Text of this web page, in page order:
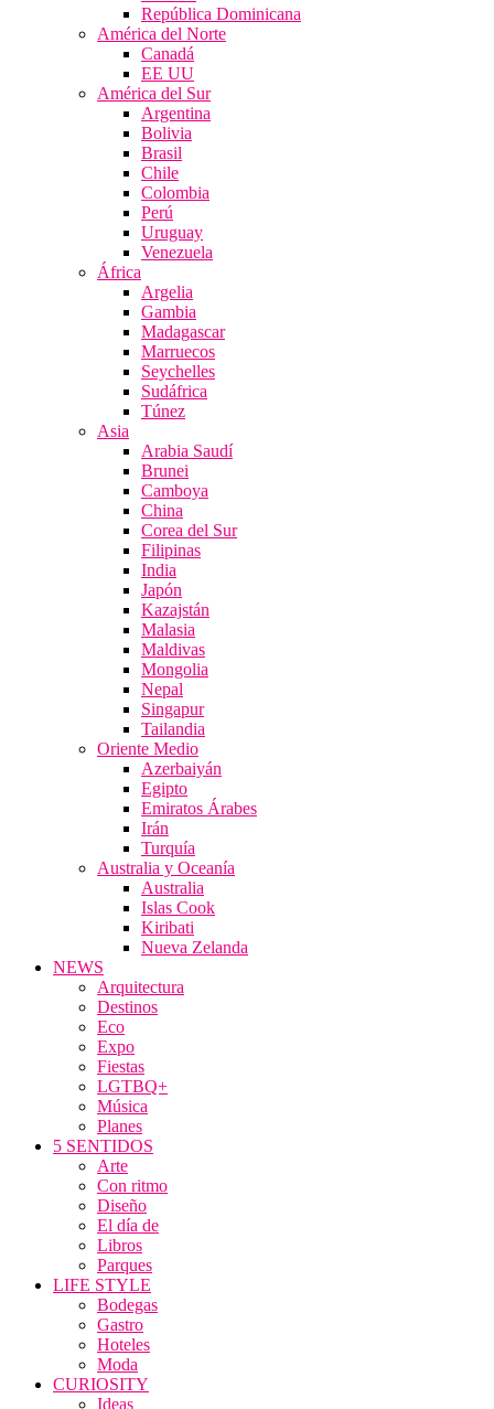
República Dominicana
América del Norte
Canadá
EE UU
América del Sur
Argentina
Bolivia
Brasil
Chile
Colombia
Perú
Uruguay
Venezuela
África
Argelia
Gambia
Madagascar
Marruecos
Seychelles
Sudáfrica
Túnez
Asia
Arabia Saudí
Brunei
Camboya
China
Corea del Sur
Filipinas
India
Japón
Kazajstán
Malasia
Maldivas
Mongolia
Nepal
Singapur
Tailandia
Oriente Medio
Azerbaiyán
Egipto
Emiratos Árabes
Irán
Turquía
Australia y Oceanía
Australia
Islas Cook
Kiribati
Nueva Zelanda
NEWS
Arquitectura
Destinos
Eco
Expo
Fiestas
LGTBQ+
Música
Planes
5 SENTIDOS
Arte
Con ritmo
Diseño
El día de
Libros
Parques
LIFE STYLE
Bodegas
Gastro
Hoteles
Moda
CURIOSITY
Ideas